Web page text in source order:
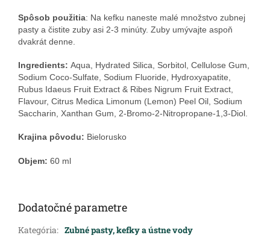
Spôsob použitia: Na kefku naneste malé množstvo zubnej
pasty a čistite zuby asi 2-3 minúty. Zuby umývajte aspoň
dvakrát denne.
Ingredients: Aqua, Hydrated Silica, Sorbitol, Cellulose Gum,
Sodium Coco-Sulfate, Sodium Fluoride, Hydroxyapatite,
Rubus Idaeus Fruit Extract & Ribes Nigrum Fruit Extract,
Flavour, Citrus Medica Limonum (Lemon) Peel Oil, Sodium
Saccharin, Xanthan Gum, 2-Bromo-2-Nitropropane-1,3-Diol.
Krajina pôvodu: Bielorusko
Objem: 60 ml
Dodatočné parametre
Kategória: Zubné pasty, kefky a ústne vody